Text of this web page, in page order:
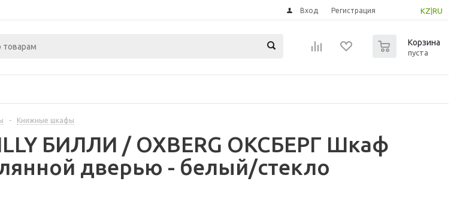
KZ RU
Вход Регистрация
Корзина
пуста
- Книжные шкафы
БИЛЛИ / OXBERG ОКСБЕРГ Шкаф
дверью - белый/стекло